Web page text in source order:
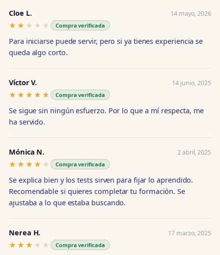
Cloe L. 14 mayo, 2026
★★★★★
★★★★★ Compra verificada
Para iniciarse puede servir, pero si ya tienes experiencia se
queda algo corto.
Víctor V. 14 junio, 2025
★★★★★
★★★★★ Compra verificada
Se sigue sin ningún esfuerzo. Por lo que a mí respecta, me
ha servido.
Mónica N. 2 abril, 2025
★★★★★
★★★★★ Compra verificada
Se explica bien y los tests sirven para fijar lo aprendido.
Recomendable si quieres completar tu formación. Se
ajustaba a lo que estaba buscando.
Nerea H. 17 marzo, 2025
★★★★★
★★★★★ Compra verificada